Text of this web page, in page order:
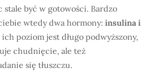
stale być w gotowości. Bardzo
wtedy dwa hormony: insulina i
ich poziom jest długo podwyższony,
chudnięcie, ale też
się tłuszczu.